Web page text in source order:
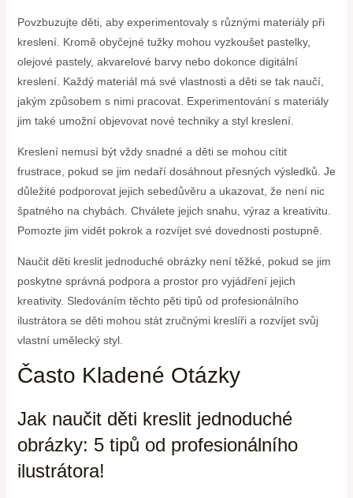
Povzbuzujte děti, aby experimentovaly s různými materiály při
kreslení. Kromě obyčejné tužky mohou vyzkoušet pastelky,
olejové pastely, akvarelové barvy nebo dokonce digitální
kreslení. Každý materiál má své vlastnosti a děti se tak naučí,
jakým způsobem s nimi pracovat. Experimentování s materiály
jim také umožní objevovat nové techniky a styl kreslení.
Kreslení nemusí být vždy snadné a děti se mohou cítit
frustrace, pokud se jim nedaří dosáhnout přesných výsledků. Je
důležité podporovat jejich sebedůvěru a ukazovat, že není nic
špatného na chybách. Chválete jejich snahu, výraz a kreativitu.
Pomozte jim vidět pokrok a rozvíjet své dovednosti postupně.
Naučit děti kreslit jednoduché obrázky není těžké, pokud se jim
poskytne správná podpora a prostor pro vyjádření jejich
kreativity. Sledováním těchto pěti tipů od profesionálního
ilustrátora se děti mohou stát zručnými kreslíři a rozvíjet svůj
vlastní umělecký styl.
Často Kladené Otázky
Jak naučit děti kreslit jednoduché
obrázky: 5 tipů od profesionálního
ilustrátora!